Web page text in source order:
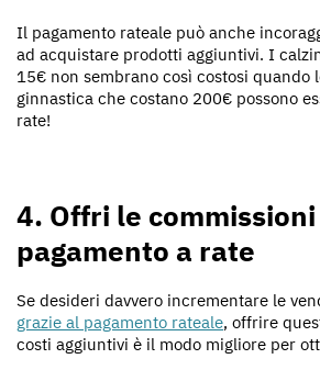
Il pagamento rateale può anche
ad acquistare prodotti aggiuntivi. I
15€ non sembrano così costosi quando
ginnastica che costano 200€ possono
rate!
4. Offri le
pagamento a rate
Se desideri davvero incrementare le
grazie al pagamento rateale, offrire
costi aggiuntivi è il modo migliore per